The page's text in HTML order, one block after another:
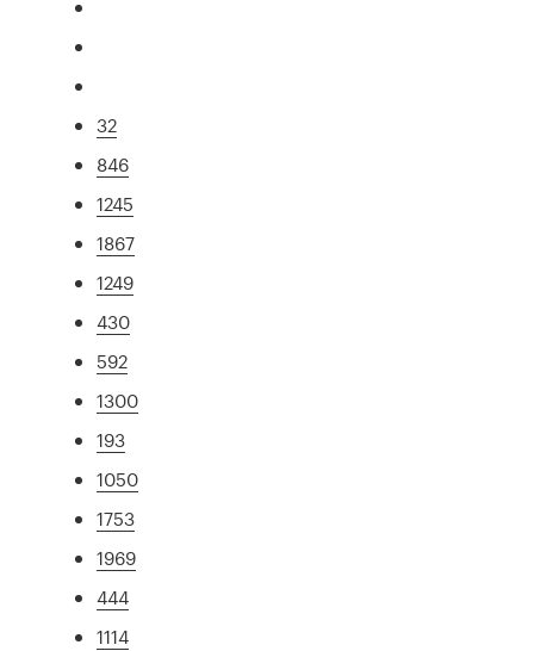
32
846
1245
1867
1249
430
592
1300
193
1050
1753
1969
444
1114